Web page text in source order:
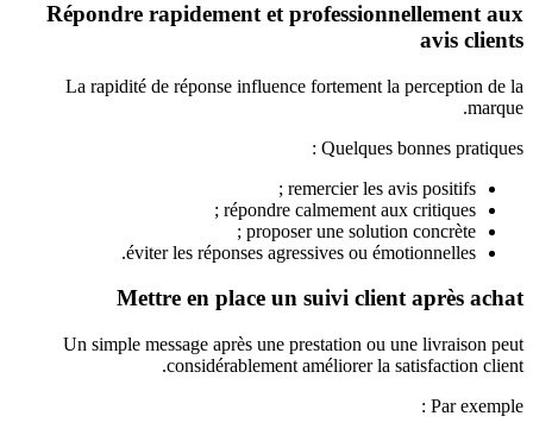
Répondre rapidement et professionnellement aux
avis clients
La rapidité de réponse influence fortement la perception de la
marque.
Quelques bonnes pratiques :
remercier les avis positifs ;
répondre calmement aux critiques ;
proposer une solution concrète ;
éviter les réponses agressives ou émotionnelles.
Mettre en place un suivi client après achat
Un simple message après une prestation ou une livraison peut
considérablement améliorer la satisfaction client.
Par exemple :